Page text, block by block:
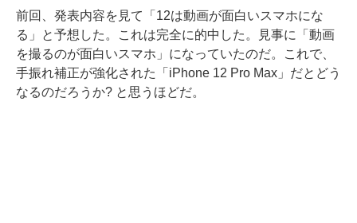
前回、発表内容を見て「12は動画が面白いスマホにな
る」と予想した。これは完全に的中した。見事に「動画
を撮るのが面白いスマホ」になっていたのだ。これで、
手振れ補正が強化された「iPhone 12 Pro Max」だとどう
なるのだろうか? と思うほどだ。